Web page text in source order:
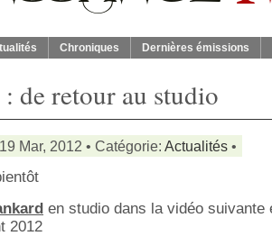
Chroniques Dernières émissions
de retour au studio
Mar, 2012 • Catégorie: Actualités •
en studio dans la vidéo suivante
2012